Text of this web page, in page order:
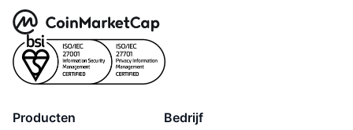
Producten Bedrijf